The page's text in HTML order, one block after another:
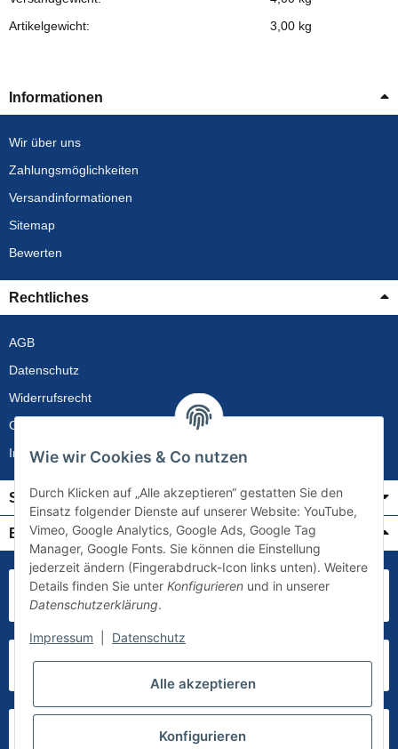
Artikelgewicht:
3,00 kg
Informationen
Wir über uns
Zahlungsmöglichkeiten
Versandinformationen
Sitemap
Bewerten
Rechtliches
AGB
Datenschutz
Widerrufsrecht
Gewährleistung
Impressum
Service
Bezahlung & Versand
Wie wir Cookies & Co nutzen
Durch Klicken auf „Alle akzeptieren“ gestatten Sie den
Einsatz folgender Dienste auf unserer Website: YouTube,
Vimeo, Google Analytics, Google Ads, Google Tag
Manager, Google Fonts. Sie können die Einstellung
jederzeit ändern (Fingerabdruck-Icon links unten). Weitere
Details finden Sie unter Konfigurieren und in unserer
Datenschutzerklärung.
Impressum Datenschutz
Alle akzeptieren
Konfigurieren